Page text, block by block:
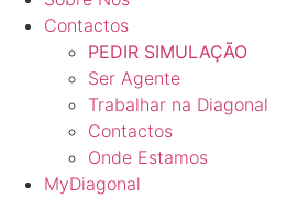
Contactos
PEDIR SIMULAÇÃO
Ser Agente
Trabalhar na Diagonal
Contactos
Onde Estamos
MyDiagonal